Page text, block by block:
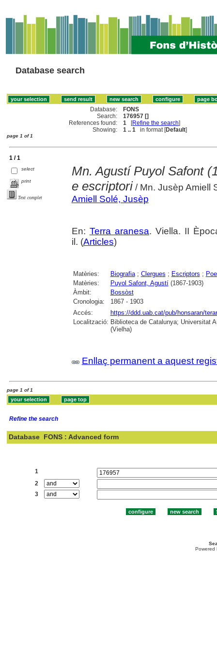
Database search
Database:
FONS
Search:
176957 []
References found:
1 [Refine the search]
Showing:
1 .. 1 in format [Default]
page 1 of 1
1 / 1
select
print
Text complet
Mn. Agustí Puyol Safont
e escriptori/ Mn. Jusèp Amiell
Amiell Solé, Jusèp
En: Terra aranesa. Viella. II
il. (Articles)
Matèries: Biografia; Clergues ; Escriptors ;
Matèries:
Puyol Safont, Agustí(1867-1903)
Àmbit:
Bossòst
Cronologia:
1867 - 1903
Accés:
https://ddd.uab.cat/pub/honsaran/
Localització: Biblioteca de Catalunya; Universitat
(Vielha)
Enllaç permanent a aquest
page 1 of 1
Refine the search
Database FONS : Advanced form
1
2
3